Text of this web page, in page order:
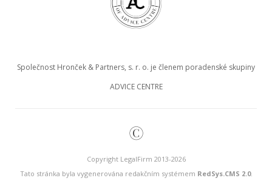
Společnost Hronček & Partners, s. r. o. je členem poradenské skupiny
ADVICE CENTRE
©
Copyright LegalFirm 2013-2026
Tato stránka byla vygenerována redakčním systémem RedSys.CMS 2.0.